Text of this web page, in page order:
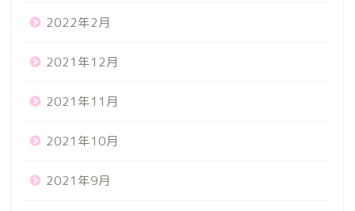
2022年2月
2021年12月
2021年11月
2021年10月
2021年9月